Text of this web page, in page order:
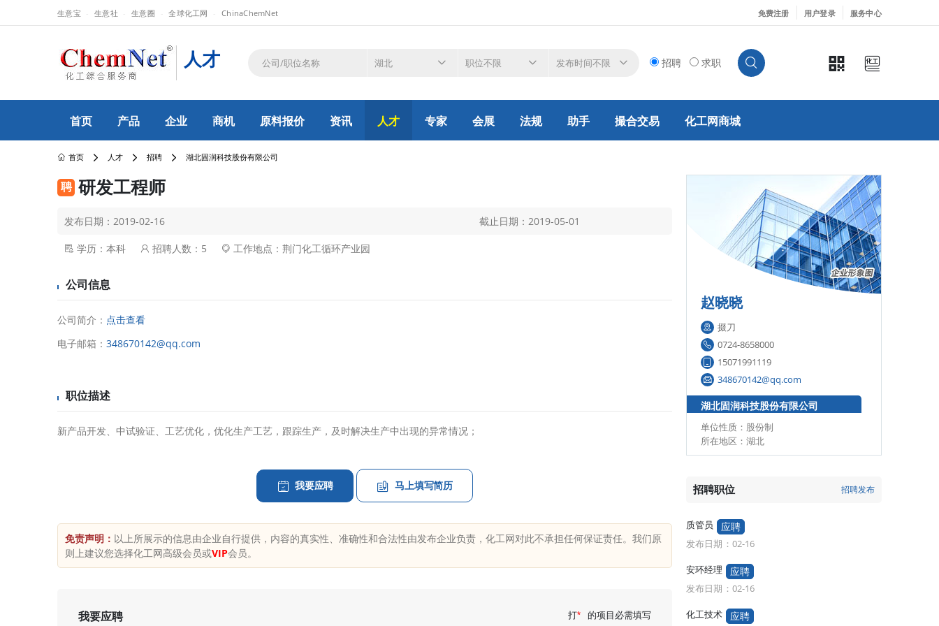
生意宝 生意社 生意圈 全球化工网 ChinaChemNet 免费注册 用户登录 服务中心
人才 招聘 求职
首页 产品 企业 商机 原料报价 资讯 人才 专家 会展 法规 助手 撮合交易 化工网商城
首页 人才 招聘 湖北固润科技股份有限公司
研发工程师
发布日期：2019-02-16 截止日期：2019-05-01
学历：本科 招聘人数：5 工作地点：荆门化工循环产业园
公司信息
公司简介： 点击查看
电子邮箱： 348670142@qq.com
职位描述
新产品开发、中试验证、工艺优化，优化生产工艺，跟踪生产，及时解决生产中出现的异常情况；
我要应聘 马上填写简历
免责声明： 以上所展示的信息由企业自行提供，内容的真实性、准确性和合法性由发布企业负责，化工网对此不承担任何保证责任。我们原
则上建议您选择化工网高级会员或VIP会员。
我要应聘 打* 的项目必需填写
赵晓晓
掇刀
0724-8658000
15071991119
348670142@qq.com
湖北固润科技股份有限公司
单位性质：股份制
所在地区：湖北
招聘职位 招聘发布
质管员 应聘
发布日期：02-16
安环经理 应聘
质管员 应聘
发布日期：02-16
安环经理 应聘
质管员 应聘
发布日期：02-16
安环经理 应聘
发布日期：02-16
化工技术 应聘